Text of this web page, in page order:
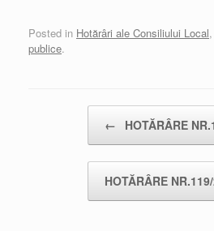
Posted in Hotărâri ale Consiliului Local,
publice.
← HOTĂRÂRE
HOTĂRÂRE